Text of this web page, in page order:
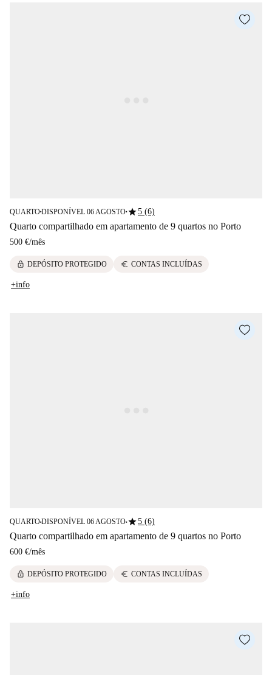
QUARTO■DISPONÍVEL 06 AGOSTO■star5 (6)
Quarto compartilhado em apartamento de 9 quartos no Porto
500 €/mês
lock DEPÓSITO PROTEGIDO euro CONTAS INCLUÍDAS
+info
QUARTO■DISPONÍVEL 06 AGOSTO■star5 (6)
Quarto compartilhado em apartamento de 9 quartos no Porto
600 €/mês
lock DEPÓSITO PROTEGIDO euro CONTAS INCLUÍDAS
+info